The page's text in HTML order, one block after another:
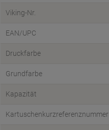
Viking-Nr.
EAN/UPC
Druckfarbe
Grundfarbe
Kapazität
Kartuschenkurzreferenznummer